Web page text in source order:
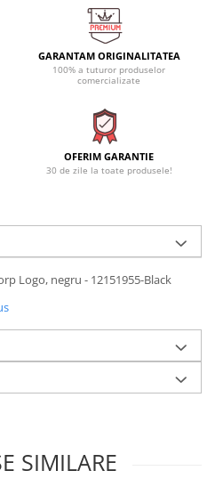
GARANTAM ORIGINALITATEA
100% a tuturor produselor
comercializate
OFERIM GARANTIE
30 de zile la toate produsele!
Logo, negru - 12151955-Black
SIMILARE